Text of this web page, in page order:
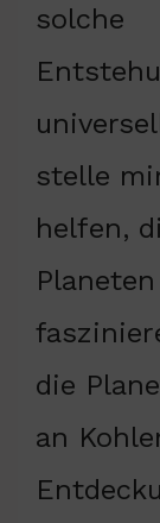
solche
stelle
helfen,
die
an